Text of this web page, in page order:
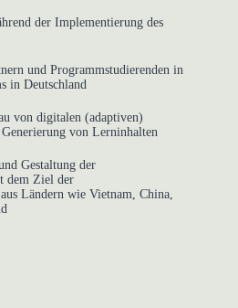
der Implementierung des
und Programmstudierenden in
in Deutschland
von digitalen (adaptiven)
von Lerninhalten
Gestaltung der
dem Ziel der
Ländern wie Vietnam, China,